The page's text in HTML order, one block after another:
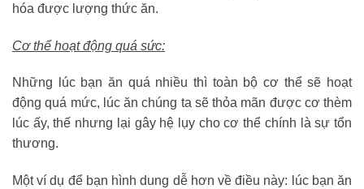
hóa được lượng thức ăn.
Cơ thể hoạt động quá sức:
Những lúc bạn ăn quá nhiều thì toàn bộ cơ thể sẽ hoạt
động quá mức, lúc ăn chúng ta sẽ thỏa mãn được cơ thèm
lúc ấy, thế nhưng lại gây hệ lụy cho cơ thể chính là sự tổn
thương.
Một ví dụ để bạn hình dung dễ hơn về điều này: lúc bạn ăn